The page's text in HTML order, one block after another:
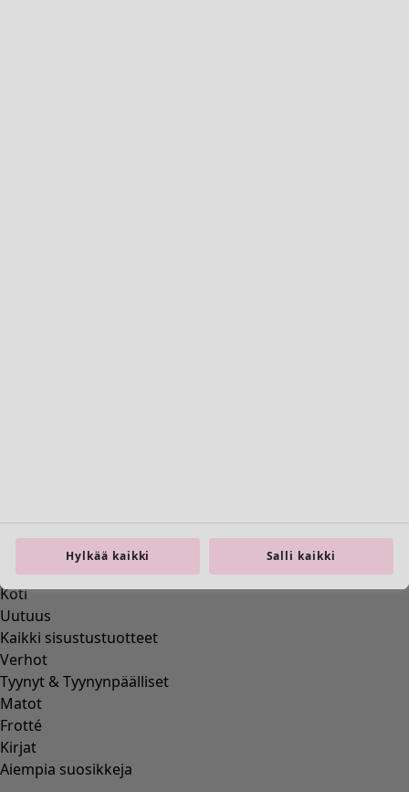
Koti
Uutuus
Kaikki sisustustuotteet
Verhot
Tyynyt & Tyynynpäälliset
Matot
Frotté
Kirjat
Aiempia suosikkeja
Hylkää kaikki Salli kaikki